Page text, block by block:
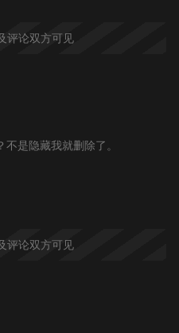
评论双方可见
不是隐藏我就删除了。
评论双方可见